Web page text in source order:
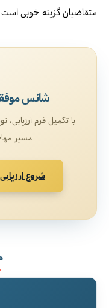
متقاضیان گزینه خوبی است.
شانس
با تکمیل فرم
مسیر
شروع